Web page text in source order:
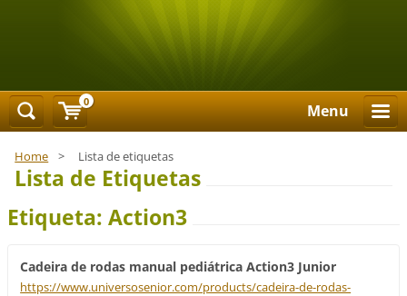
Menu
Home > Lista de etiquetas
Lista de Etiquetas
Etiqueta: Action3
Cadeira de rodas manual pediátrica Action3 Junior
https://www.universosenior.com/products/cadeira-de-rodas-
0